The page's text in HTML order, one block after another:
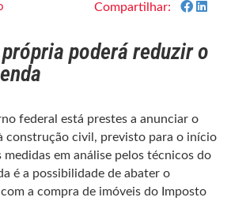
Compartilhar:
poderá reduzir o
federal está prestes a anunciar o
construção civil, previsto para o início
medidas em análise pelos técnicos do
é a possibilidade de abater o
a compra de imóveis do Imposto